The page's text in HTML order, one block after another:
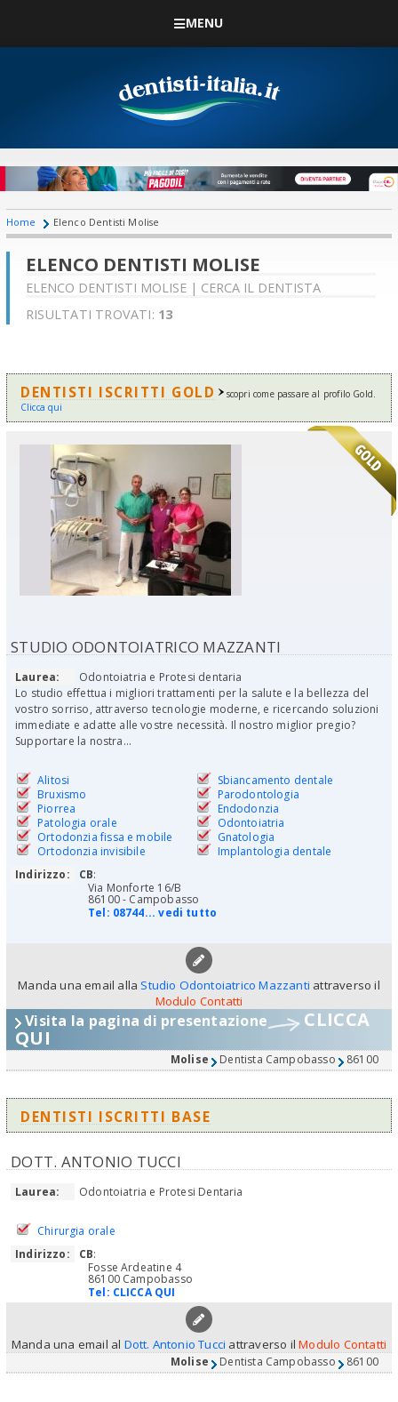
MENU
Home Elenco Dentisti Molise
ELENCO DENTISTI MOLISE
ELENCO DENTISTI MOLISE | CERCA IL DENTISTA
RISULTATI TROVATI: 13
DENTISTI ISCRITTI GOLD
scopri come passare al profilo Gold.
Clicca qui
STUDIO ODONTOIATRICO MAZZANTI
Laurea:
Odontoiatria e Protesi dentaria
Lo studio effettua i migliori trattamenti per la salute e la bellezza del
vostro sorriso, attraverso tecnologie moderne, e ricercando soluzioni
immediate e adatte alle vostre necessità. Il nostro miglior pregio?
Supportare la nostra...
Alitosi
Bruxismo
Piorrea
Patologia orale
Ortodonzia fissa e mobile
Ortodonzia invisibile
Sbiancamento dentale
Parodontologia
Endodonzia
Odontoiatria
Gnatologia
Implantologia dentale
Indirizzo:
CB:
Via Monforte 16/B
86100 - Campobasso
Tel: 08744... vedi tutto
Manda una email alla Studio Odontoiatrico Mazzanti attraverso il
Modulo Contatti
Visita la pagina di presentazione CLICCA
QUI
Molise Dentista Campobasso 86100
DENTISTI ISCRITTI BASE
DOTT. ANTONIO TUCCI
Laurea: Odontoiatria e Protesi Dentaria
Chirurgia orale
Indirizzo:
CB:
Fosse Ardeatine 4
86100 Campobasso
Tel: CLICCA QUI
Manda una email al Dott. Antonio Tucci attraverso ilModulo Contatti
Molise Dentista Campobasso 86100